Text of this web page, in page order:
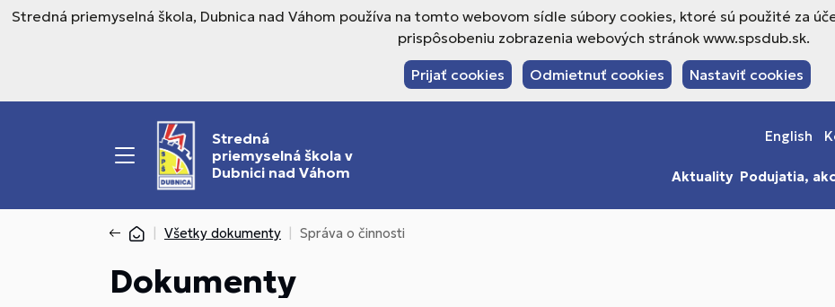
Stredná priemyselná škola, Dubnica nad Váhom používa na tomto webovom sídle súbory cookies, ktoré sú použité za
prispôsobeniu zobrazenia webových stránok www.spsdub.sk.
Prijať cookies Odmietnuť cookies Nastaviť cookies
Stredná
priemyselná škola v
Dubnici nad Váhom
English
Aktuality Podujatia,
Všetky dokumenty Správa o činnosti
Dokumenty